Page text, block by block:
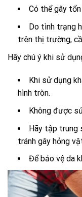
Có thể gây
Do tình trạng
trên thị trường,
Hãy chú ý khi sử
Khi sử dụng
hình tròn.
Không được
Hãy tập trung
tránh gây hỏng
Để bảo vệ da